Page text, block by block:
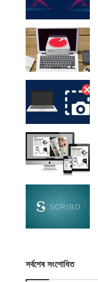
সর্বশেষ সংশোধিত